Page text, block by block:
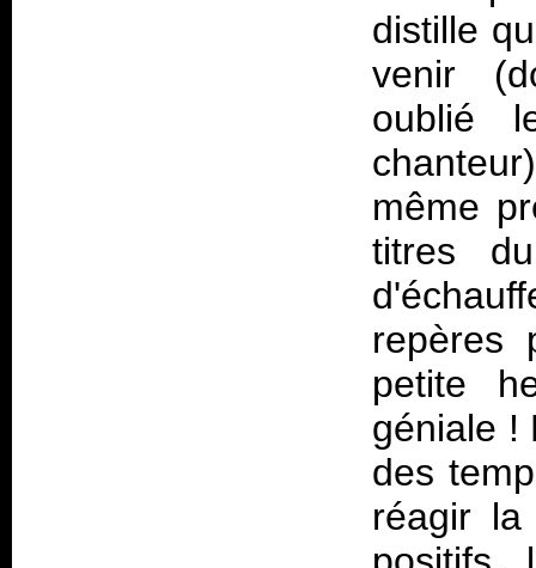
distille
venir
oublié
même
titres
repères
petite
géniale !
des
réagir